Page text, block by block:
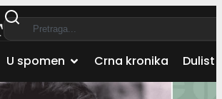
U spomen Crna kronika Dulist